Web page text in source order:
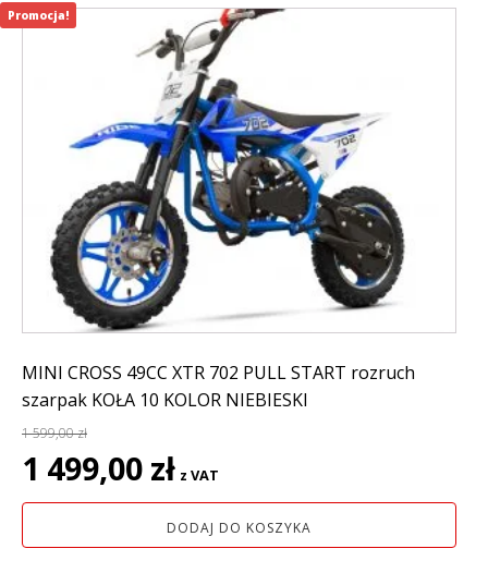
MINI CROSS 49CC XTR 702 PULL START rozruch
szarpak KOŁA 10 KOLOR NIEBIESKI
1 599,00zł
Pierwotna
cena
wynosiła:
1 499,00 zł cena
wynosi:
1
z VAT
DODAJ DO KOSZYKA
Promocja!